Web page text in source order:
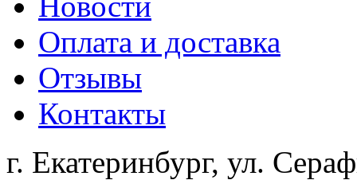
Оплата и доставка
Отзывы
Контакты
г. Екатеринбург, ул.